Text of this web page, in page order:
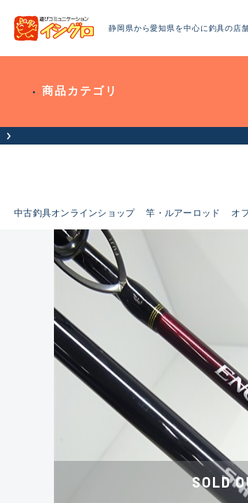
静岡県から愛知県を中心に釣具の店
商品カテゴリ
中古釣具オンラインショップ 竿・ルアーロッド オ
SOLD